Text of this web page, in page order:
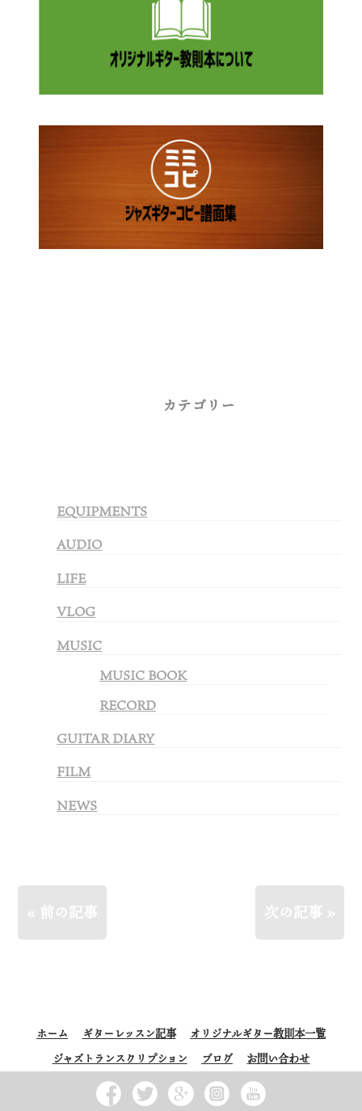
カテゴリー
EQUIPMENTS
AUDIO
LIFE
VLOG
MUSIC
MUSIC BOOK
RECORD
GUITAR DIARY
FILM
NEWS
« 前の記事 次の記事 »
ホーム ギターレッスン記事
オリジナルギター教則本一覧
ジャズトランスクリプション
ブログ お問い合わせ